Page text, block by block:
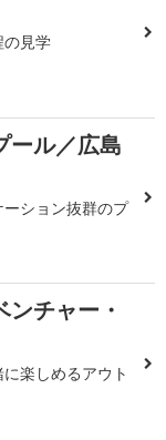
の見学
ール／広島
ション抜群のプ
チャー・
楽しめるアウト